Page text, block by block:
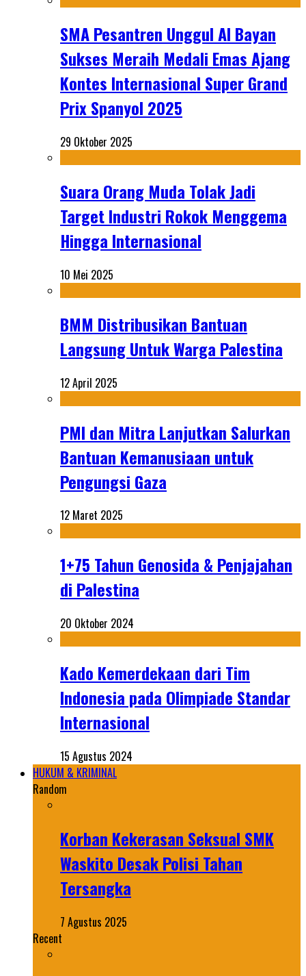
SMA Pesantren Unggul Al Bayan
Sukses Meraih Medali Emas Ajang
Kontes Internasional Super Grand
Prix Spanyol 2025
29 Oktober 2025
Suara Orang Muda Tolak Jadi
Target Industri Rokok Menggema
Hingga Internasional
10 Mei 2025
BMM Distribusikan Bantuan
Langsung Untuk Warga Palestina
12 April 2025
PMI dan Mitra Lanjutkan Salurkan
Bantuan Kemanusiaan untuk
Pengungsi Gaza
12 Maret 2025
1+75 Tahun Genosida & Penjajahan
di Palestina
20 Oktober 2024
Kado Kemerdekaan dari Tim
Indonesia pada Olimpiade Standar
Internasional
15 Agustus 2024
HUKUM & KRIMINAL
Random
Korban Kekerasan Seksual SMK
Waskito Desak Polisi Tahan
Tersangka
7 Agustus 2025
Recent